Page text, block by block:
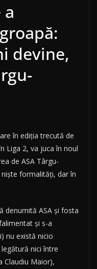
devine,
în ediția trecută de
Liga 2, va juca în noul
de ASA Târgu-
formalități, dar în
denumită ASA și fosta
și s-a
nu există nicio
nici între
Claudiu Maior),